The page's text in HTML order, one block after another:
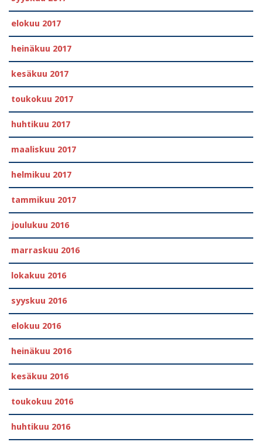
elokuu 2017
heinäkuu 2017
kesäkuu 2017
toukokuu 2017
huhtikuu 2017
maaliskuu 2017
helmikuu 2017
tammikuu 2017
joulukuu 2016
marraskuu 2016
lokakuu 2016
syyskuu 2016
elokuu 2016
heinäkuu 2016
kesäkuu 2016
toukokuu 2016
huhtikuu 2016